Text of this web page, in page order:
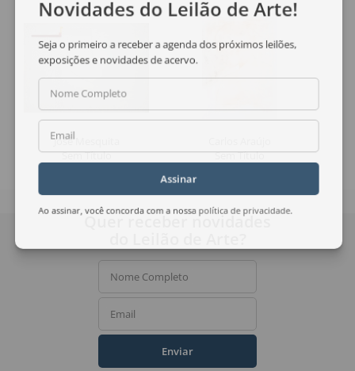
José Mesquita
Sem Título
Sem Título
Novidades do Leilão de Arte!
Seja o primeiro a receber a agenda dos próximos leilões,
exposições e novidades de acervo.
Nome Completo
Email
Assinar
Ao assinar, você concorda com a nossa política de privacidade.
Quer receber novidades
Nome Completo
Email
Enviar